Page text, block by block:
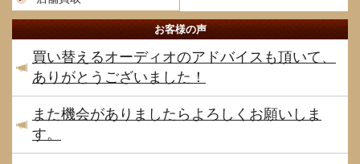
お客様の声
買い替えるオーディオのアドバイスも頂いて、
ありがとうございました！
また機会がありましたらよろしくお願いしま
す。